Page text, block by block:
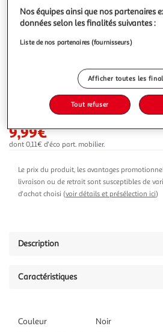
Vendu par Paris Prix
4,99€
Multishop
9,99€
dont 0,11€ d'éco part. mobilier.
Le prix du produit, les avantages
livraison ou de retrait sont susceptibles de
d'achat choisi (voir détails et présélection ici)
Description
Caractéristiques
Couleur
Noir
Nos équipes ainsi que nos partenaires
données selon les finalités suivantes :
Liste de nos partenaires (fournisseurs)
Afficher toutes les
Tout refuser